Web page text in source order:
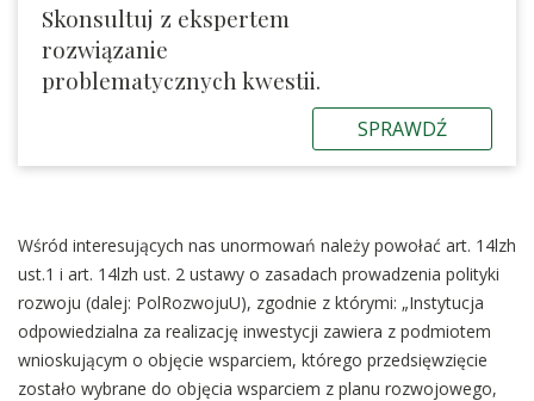
Skonsultuj z ekspertem
rozwiązanie
problematycznych kwestii.
SPRAWDŹ
Wśród interesujących nas unormowań należy powołać art. 14lzh
ust.1 i art. 14lzh ust. 2 ustawy o zasadach prowadzenia polityki
rozwoju (dalej: PolRozwojuU), zgodnie z którymi: „Instytucja
odpowiedzialna za realizację inwestycji zawiera z podmiotem
wnioskującym o objęcie wsparciem, którego przedsięwzięcie
zostało wybrane do objęcia wsparciem z planu rozwojowego,